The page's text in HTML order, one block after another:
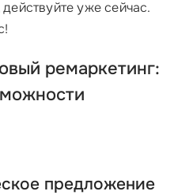
уже сейчас.
ремаркетинг:
предложение